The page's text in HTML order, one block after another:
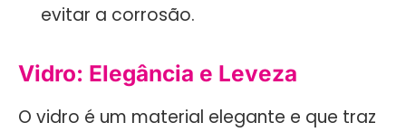
evitar a corrosão.
Vidro: Elegância e Leveza
O vidro é um material elegante e que traz